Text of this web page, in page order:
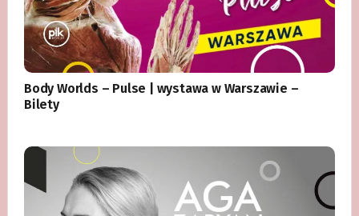
Body Worlds – Pulse | wystawa w Warszawie –
Bilety